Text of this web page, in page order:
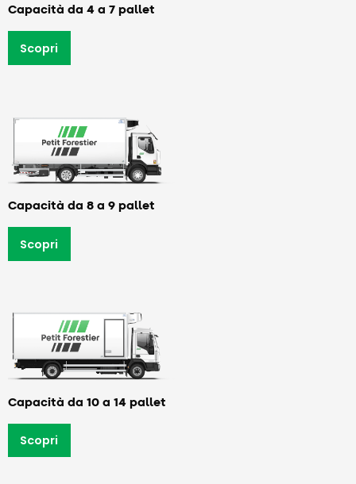
Capacità da 4 a 7 pallet
Scopri
Capacità da 8 a 9 pallet
Scopri
Capacità da 10 a 14 pallet
Scopri